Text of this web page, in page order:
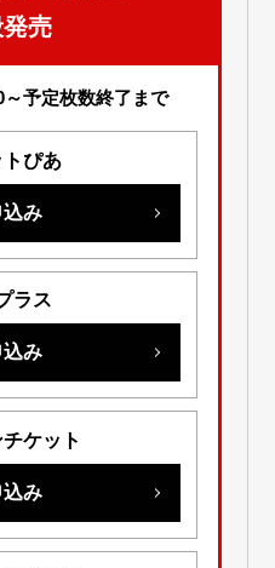
売
予定枚数終了まで
ぴあ
込み
ラス
込み
ケット
込み